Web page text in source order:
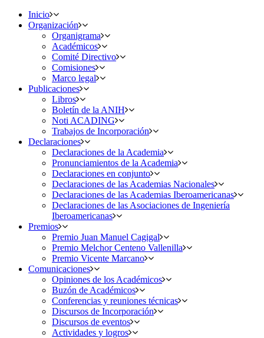
Inicio
Organización
Organigrama
Académicos
Comité Directivo
Comisiones
Marco legal
Publicaciones
Libros
Boletín de la ANIH
Noti ACADING
Trabajos de Incorporación
Declaraciones
Declaraciones de la Academia
Pronunciamientos de la Academia
Declaraciones en conjunto
Declaraciones de las Academias Nacionales
Declaraciones de las Academias Iberoamericanas
Declaraciones de las Asociaciones de Ingeniería
Iberoamericanas
Premios
Premio Juan Manuel Cagigal
Premio Melchor Centeno Vallenilla
Premio Vicente Marcano
Comunicaciones
Opiniones de los Académicos
Buzón de Académicos
Conferencias y reuniones técnicas
Discursos de Incorporación
Discursos de eventos
Actividades y logros